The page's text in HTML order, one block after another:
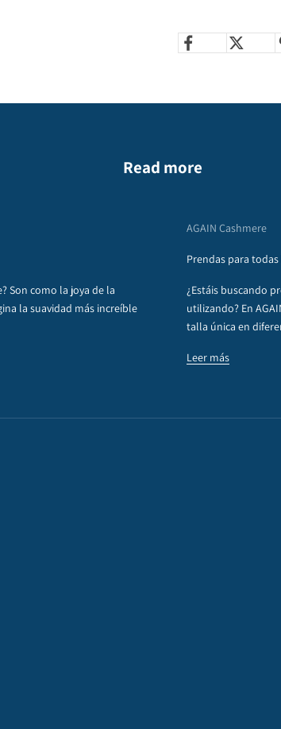
Read more
Son como la joya de la
la suavidad más increíble
AGAIN Cashmere
Prendas para
¿Estáis buscando
utilizando? En
talla única en
Leer más